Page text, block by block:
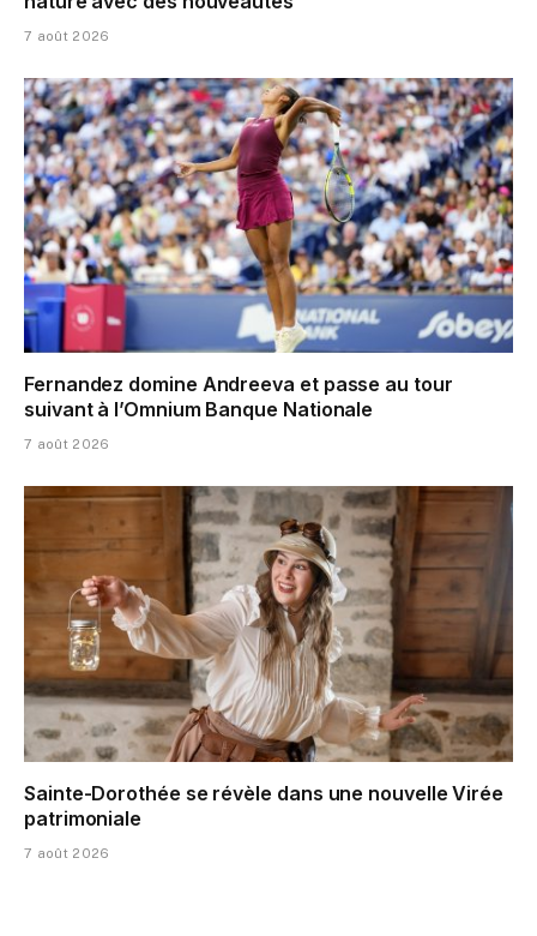
7 août 2026
Fernandez domine Andreeva et passe au tour
suivant à l’Omnium Banque Nationale
7 août 2026
Sainte-Dorothée se révèle dans une nouvelle Virée
patrimoniale
7 août 2026